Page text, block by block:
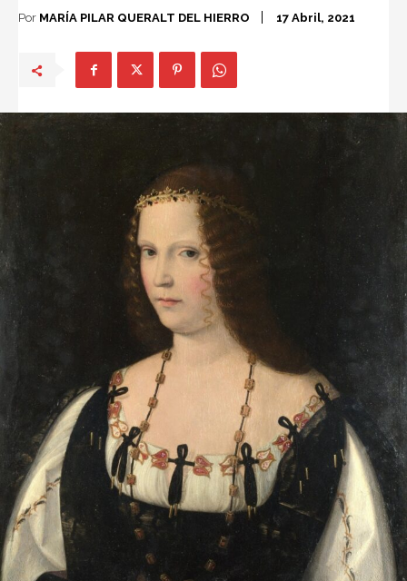
Por MARÍA PILAR QUERALT DEL HIERRO 17 Abril, 2021